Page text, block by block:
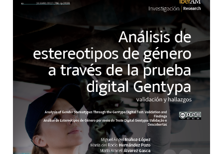
Barra lateral del artículo